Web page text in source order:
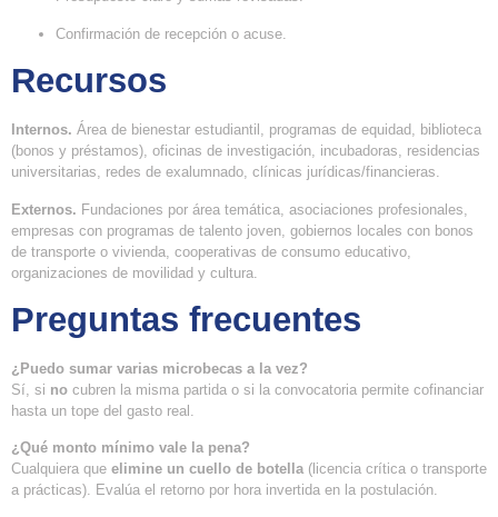
Confirmación de recepción o acuse.
Recursos
Internos. Área de bienestar estudiantil, programas de equidad, biblioteca
(bonos y préstamos), oficinas de investigación, incubadoras, residencias
universitarias, redes de exalumnado, clínicas jurídicas/financieras.
Externos. Fundaciones por área temática, asociaciones profesionales,
empresas con programas de talento joven, gobiernos locales con bonos
de transporte o vivienda, cooperativas de consumo educativo,
organizaciones de movilidad y cultura.
Preguntas frecuentes
¿Puedo sumar varias microbecas a la vez?
Sí, si no cubren la misma partida o si la convocatoria permite cofinanciar
hasta un tope del gasto real.
¿Qué monto mínimo vale la pena?
Cualquiera que elimine un cuello de botella (licencia crítica o transporte
a prácticas). Evalúa el retorno por hora invertida en la postulación.